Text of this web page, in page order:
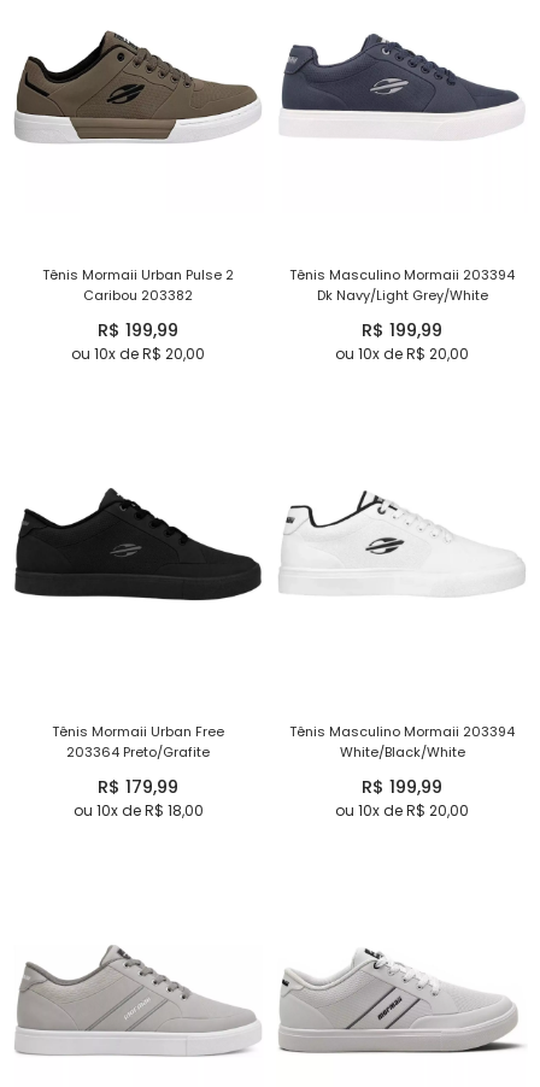
Tênis Mormaii Urban Pulse 2
Caribou 203382
R$ 199,99
ou 10x de R$ 20,00
Tênis Masculino Mormaii 203394
Dk Navy/Light Grey/White
R$ 199,99
ou 10x de R$ 20,00
Tênis Mormaii Urban Free
203364 Preto/Grafite
R$ 179,99
ou 10x de R$ 18,00
Tênis Masculino Mormaii 203394
White/Black/White
R$ 199,99
ou 10x de R$ 20,00